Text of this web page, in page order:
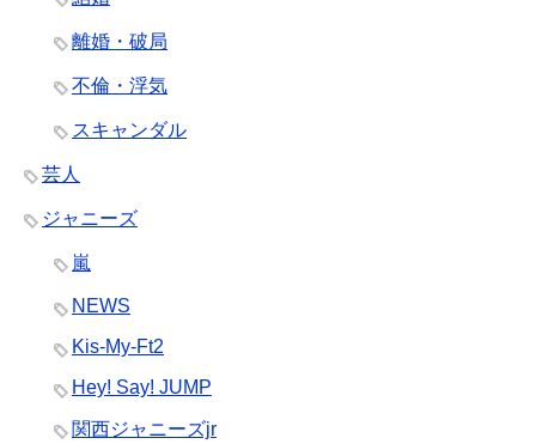
離婚・破局
不倫・浮気
スキャンダル
芸人
ジャニーズ
嵐
NEWS
Kis-My-Ft2
Hey! Say! JUMP
関西ジャニーズjr